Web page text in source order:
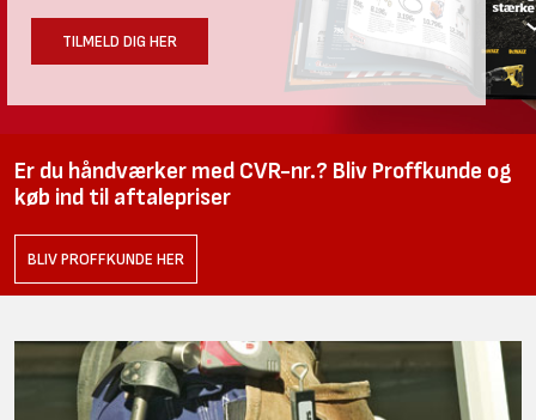
TILMELD DIG HER
Er du håndværker med CVR-nr.? Bliv Proffkunde og
køb ind til aftalepriser
BLIV PROFFKUNDE HER